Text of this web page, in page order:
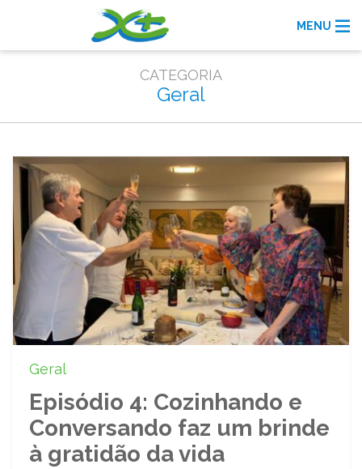
MENU
CATEGORIA
Geral
Geral
Episódio 4: Cozinhando e
Conversando faz um brinde
à gratidão da vida